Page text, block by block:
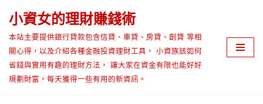
Skip
to
content
小資女的理財賺錢術
本站主要提供銀行貸款包含信貸、車貸、房貸、創貸 等相
關心得，以及介紹各種金融投資理財工具， 小資族該如何
省錢與實用有趣的理財方法， 讓大家在資金有限也能好好
規劃財富，每天獲得一些有用的新資訊。